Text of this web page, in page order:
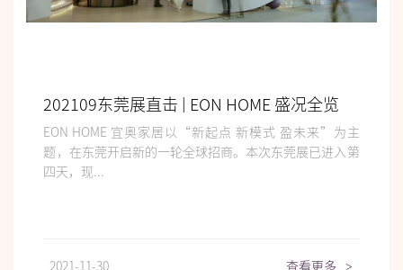
202109东莞展直击 | EON HOME 盛况全览
EON HOME 宜奥家居以“新起点 新模式 盈未来”为主
题，在东莞开启新的一轮全球招商。本次东莞展已进入第
四天，现...
2021-11-30 查看更多 >